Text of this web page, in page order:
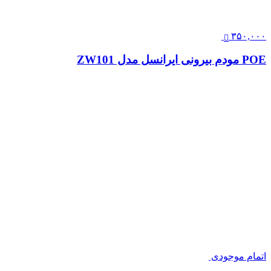
۳۵۰,۰۰۰
POE مودم بیرونی ایرانسل مدل ZW101
اتمام موجودی